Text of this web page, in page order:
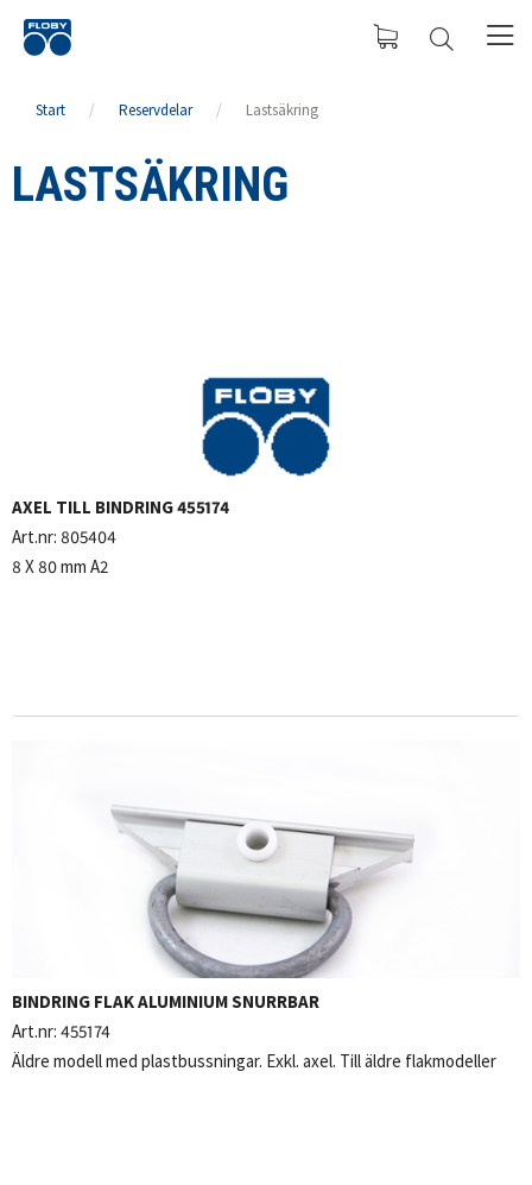
Start / Reservdelar / Lastsäkring
LASTSÄKRING
AXEL TILL BINDRING 455174
Art.nr: 805404
8 X 80 mm A2
BINDRING FLAK ALUMINIUM SNURRBAR
Art.nr: 455174
Äldre modell med plastbussningar. Exkl. axel. Till äldre flakmodeller